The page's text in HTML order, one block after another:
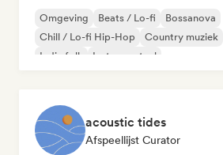
Omgeving Beats / Lo-fi
Bossanova
Chill / Lo-fi Hip-Hop
Country muziek
Indie folk
Instrumentaal
acoustic tides
Afspeellijst Curator